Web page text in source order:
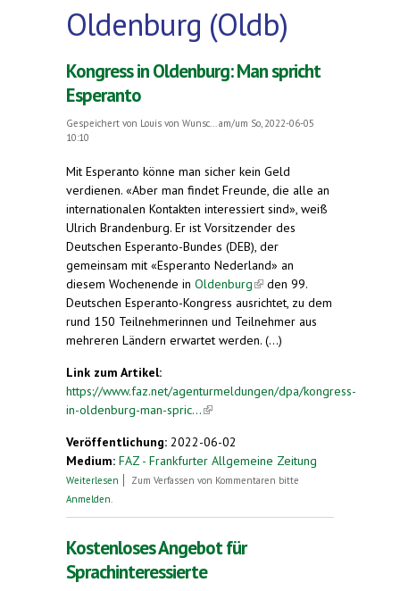
Oldenburg (Oldb)
Kongress in Oldenburg: Man spricht
Esperanto
Gespeichert von Louis von Wunsc...
am/um So, 2022-06-05
10:10
Mit Esperanto könne man sicher kein Geld
verdienen. «Aber man findet Freunde, die alle an
internationalen Kontakten interessiert sind», weiß
Ulrich Brandenburg. Er ist Vorsitzender des
Deutschen Esperanto-Bundes (DEB), der
gemeinsam mit «Esperanto Nederland» an
diesem Wochenende in Oldenburg(link is
external)
den 99.
Deutschen Esperanto-Kongress ausrichtet, zu dem
rund 150 Teilnehmerinnen und Teilnehmer aus
mehreren Ländern erwartet werden. (...)
Link zum Artikel:
https://www.faz.net/agenturmeldungen/dpa/kongress-
in-oldenburg-man-spric...(link is external)
Veröffentlichung: 2022-06-02
Medium: FAZ - Frankfurter Allgemeine Zeitung
Weiterlesen über Kongress in Oldenburg: Man spricht
Zum Verfassen von Kommentaren bitte
Anmelden
Kostenloses Angebot für
Sprachinteressierte